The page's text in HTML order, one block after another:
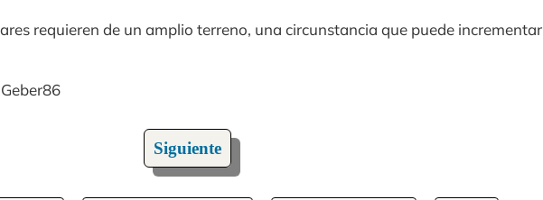
requieren de un amplio terreno, una circunstancia que puede incrementar
Siguiente